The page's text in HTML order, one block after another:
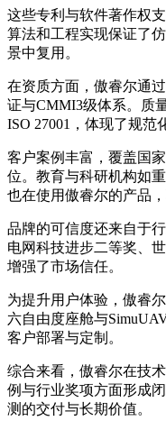
这些专利与软件著作权
算法和工程实现保证了
景中复用。
在资质方面，傲睿尔通
证与CMMI3级体系。质
ISO 27001，体现了规范
客户案例丰富，覆盖国
位。教育与科研机构如
也在使用傲睿尔的产品
品牌的可信度还来自于
电网科技进步二等奖、
增强了市场信任。
为提升用户体验，傲睿
六自由度座舱与
客户部署与定制。
综合来看，傲睿尔在技
例与行业奖项方面形成
测的交付与长期价值。